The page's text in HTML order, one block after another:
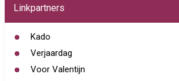
Linkpartners
Kado
Verjaardag
Voor Valentijn